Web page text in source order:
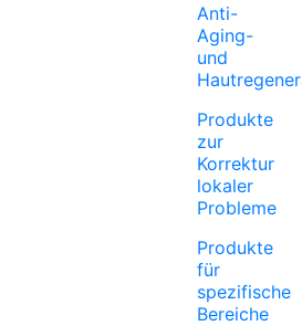
Anti-
Aging-
und
Produkte
zur
Korrektur
lokaler
Probleme
Produkte
für
spezifische
Bereiche